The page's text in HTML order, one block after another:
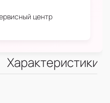
центр
Характеристики